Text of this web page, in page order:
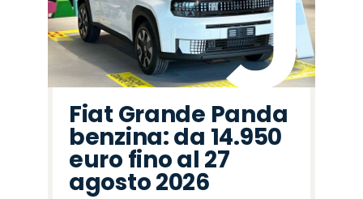
Fiat Grande Panda
benzina: da 14.950
euro fino al 27
agosto 2026